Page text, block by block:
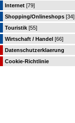
Internet [79]
Shopping/Onlineshops [34]
Touristik [55]
Wirtschaft / Handel [66]
Datenschutzerklaerung
Cookie-Richtlinie